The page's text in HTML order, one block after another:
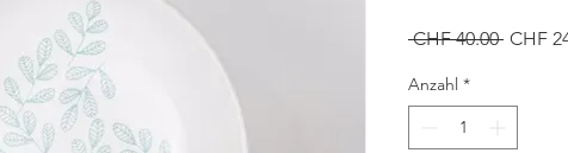
CHF 40.00 CHF
Anzahl *